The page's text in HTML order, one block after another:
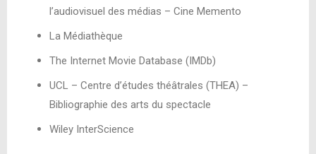
l’audiovisuel des médias – Cine Memento
La Médiathèque
The Internet Movie Database (IMDb)
UCL – Centre d’études théâtrales (THEA) –
Bibliographie des arts du spectacle
Wiley InterScience